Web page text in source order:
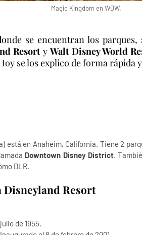
Magic Kingdom en WDW.
se encuentran los parques,
Resort yWalt Disney World
se los explico de forma rápida
está en Anaheim, California. Tiene 2
Downtown Disney District.
DLR.
Disneyland Resort
de 1955.